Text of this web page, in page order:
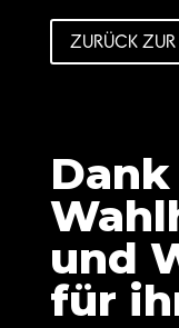
ZURÜCK ZUR
und
für